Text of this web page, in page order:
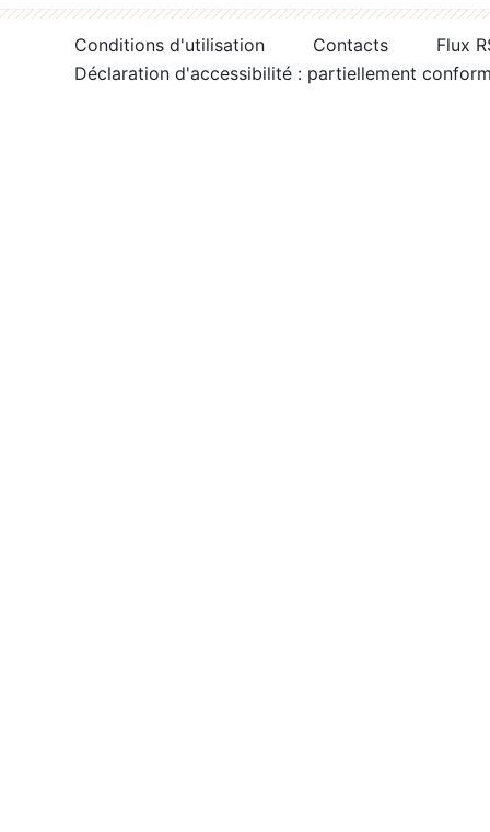
Conditions d'utilisation Contacts
Flux
Déclaration d'accessibilité : partiellement